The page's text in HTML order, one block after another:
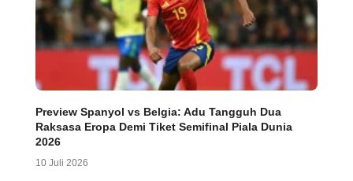
Preview Spanyol vs Belgia: Adu Tangguh Dua
Raksasa Eropa Demi Tiket Semifinal Piala Dunia
2026
10 Juli 2026